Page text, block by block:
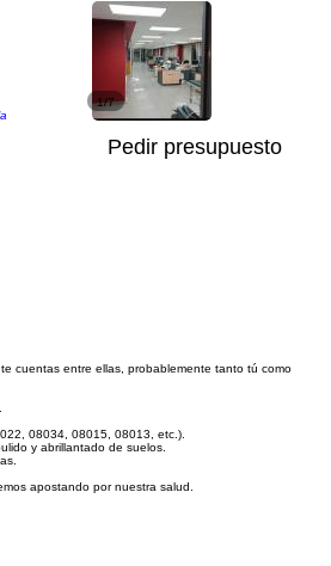
1/7
Pedir presupuesto
cuentas entre ellas, probablemente tanto tú como
08034, 08015, 08013, etc.).
y abrillantado de suelos.
apostando por nuestra salud.